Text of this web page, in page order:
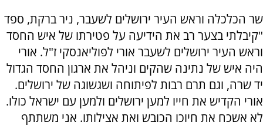
שר הכלכלה וראש העיר ירושלים לשעבר, ניר ברקת, ספד
"קיבלתי בצער רב את הידיעה על פטירתו של איש החסד
וראש העיר ירושלים לשעבר אורי לפוליאנסקי ז"ל. אורי
היה איש של נתינה שהקים וניהל את ארגון החסד הגדול
יד שרה, וגם תרם רבות לפיתוחה ושגשוגה של ירושלים.
אורי הקדיש את חייו למען ירושלים ולמען עם ישראל כולו.
לא אשכח את חיוכו הכובש ואת אצילותו. אני משתתף